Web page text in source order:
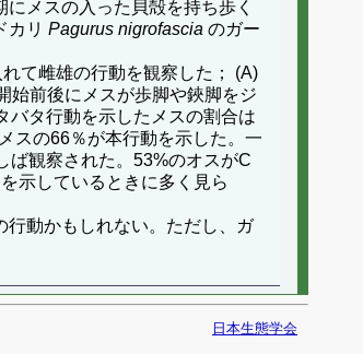
メスの入った貝殻を持ち歩く
カリ Pagurus nigrofascia のガー
て雌雄の行動を観察した； (A)
始前後にメスが歩脚や鋏脚をジ
バタ行動を示したメスの割合は
スの66％が本行動を示した。一
ば観察された。53%のオスがC
示しているときに多く見ら
行動かもしれない。ただし、ガ
日本生態学会